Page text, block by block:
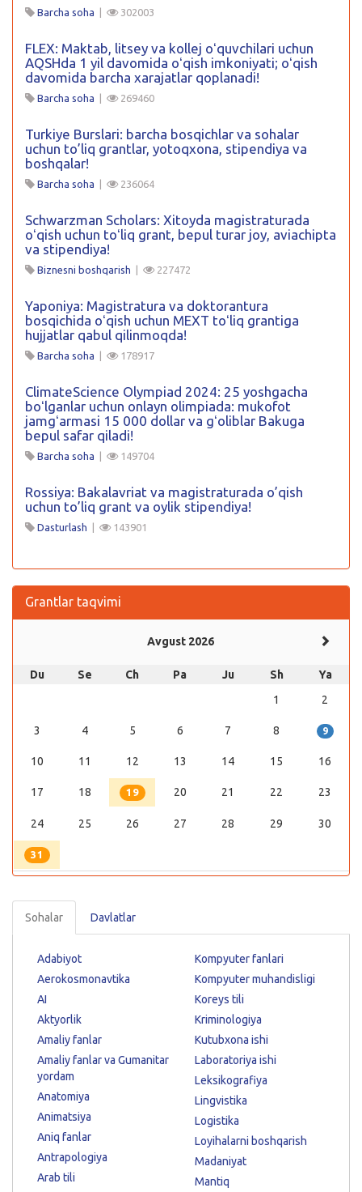
Barcha soha | 302003
FLEX: Maktab, litsey va kollej oʻquvchilari uchun
AQSHda 1 yil davomida oʻqish imkoniyati; oʻqish
davomida barcha xarajatlar qoplanadi!
Barcha soha | 269460
Turkiye Burslari: barcha bosqichlar va sohalar
uchun to’liq grantlar, yotoqxona, stipendiya va
boshqalar!
Barcha soha | 236064
Schwarzman Scholars: Xitoyda magistraturada
oʻqish uchun toʻliq grant, bepul turar joy, aviachipta
va stipendiya!
Biznesni boshqarish | 227472
Yaponiya: Magistratura va doktorantura
bosqichida oʻqish uchun MEXT toʻliq grantiga
hujjatlar qabul qilinmoqda!
Barcha soha | 178917
ClimateScience Olympiad 2024: 25 yoshgacha
boʻlganlar uchun onlayn olimpiada: mukofot
jamgʻarmasi 15 000 dollar va gʻoliblar Bakuga
bepul safar qiladi!
Barcha soha | 149704
Rossiya: Bakalavriat va magistraturada o’qish
uchun to’liq grant va oylik stipendiya!
Dasturlash | 143901
Grantlar taqvimi
Avgust 2026
Du Se Ch Pa Ju Sh
Ya
1
2
3 4 5 6 7 8 9
10 11 12 13 14 15 16
17 18 19 20 21 22 23
24 25 26 27 28 29 30
31
Sohalar Davlatlar
Adabiyot
Aerokosmonavtika
AI
Aktyorlik
Amaliy fanlar
Amaliy fanlar va Gumanitar
yordam
Anatomiya
Animatsiya
Aniq fanlar
Antrapologiya
Arab tili
Kompyuter fanlari
Kompyuter muhandisligi
Koreys tili
Kriminologiya
Kutubxona ishi
Laboratoriya ishi
Leksikografiya
Lingvistika
Logistika
Loyihalarni boshqarish
Madaniyat
Mantiq